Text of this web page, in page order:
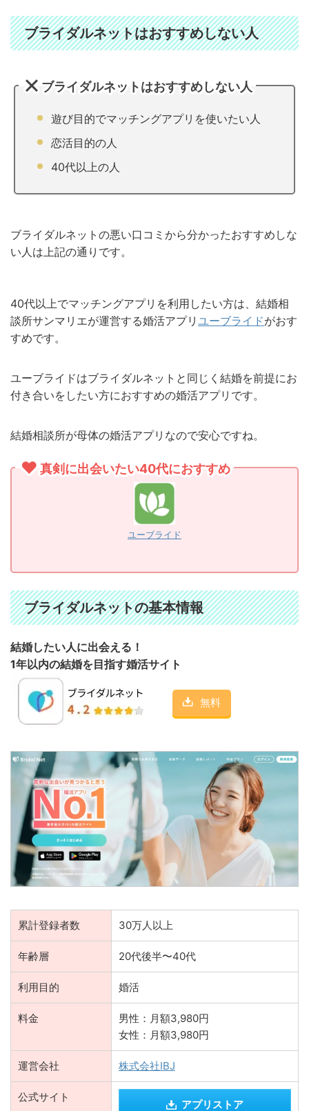
ブライダルネットはおすすめしない人
ブライダルネットはおすすめしない人
遊び目的でマッチングアプリを使いたい人
恋活目的の人
40代以上の人
ブライダルネットの悪い口コミから分かったおすすめしな
い人は上記の通りです。
40代以上でマッチングアプリを利用したい方は、結婚相
談所サンマリエが運営する婚活アプリ ユーブライドがおす
すめです。
ユーブライドはブライダルネットと同じく結婚を前提にお
付き合いをしたい方におすすめの婚活アプリです。
結婚相談所が母体の婚活アプリなので安心ですね。
真剣に出会いたい40代におすすめ
ユーブライド
ブライダルネットの基本情報
結婚したい人に出会える！
1年以内の結婚を目指す婚活サイト
無料
累計登録者数 30万人以上
年齢層 20代後半〜40代
利用目的 婚活
料金
男性：月額3,980円
女性：月額3,980円
運営会社 株式会社IBJ
公式サイト
アプリストア